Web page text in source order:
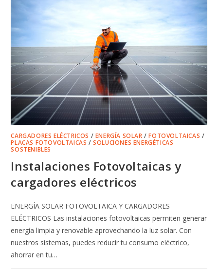
CARGADORES ELÉCTRICOS / ENERGÍA SOLAR /FOTOVOLTAICAS /
PLACAS FOTOVOLTAICAS /SOLUCIONES ENERGÉTICAS
SOSTENIBLES
Instalaciones Fotovoltaicas y
cargadores eléctricos
ENERGÍA SOLAR FOTOVOLTAICA Y CARGADORES
ELÉCTRICOS Las instalaciones fotovoltaicas permiten generar
energía limpia y renovable aprovechando la luz solar. Con
nuestros sistemas, puedes reducir tu consumo eléctrico,
ahorrar en tu…